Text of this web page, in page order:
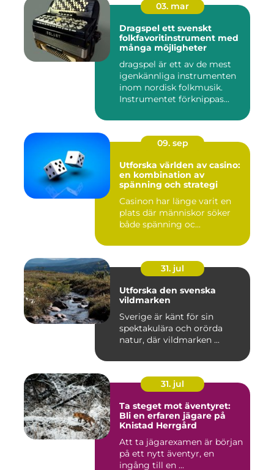
03. mar
Dragspel ett svenskt
folkfavoritinstrument med
många möjligheter
dragspel är ett av de mest
igenkännliga instrumenten
inom nordisk folkmusik.
Instrumentet förknippas...
09. sep
Utforska världen av casino:
en kombination av
spänning och strategi
Casinon har länge varit en
plats där människor söker
både spänning oc...
31. jul
Utforska den svenska
vildmarken
Sverige är känt för sin
spektakulära och orörda
natur, där vildmarken ...
31. jul
Ta steget mot äventyret:
Bli en erfaren jägare på
Knistad Herrgård
Att ta jägarexamen är början
på ett nytt äventyr, en
ingång till en ...